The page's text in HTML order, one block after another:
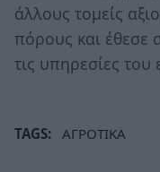
άλλους τομείς
πόρους και έθεσε
τις υπηρεσίες του
TAGS: ΑΓΡΟΤΙΚΑ